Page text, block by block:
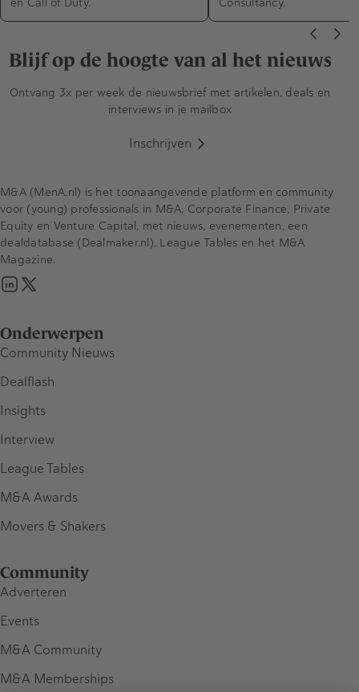
Blijf op de hoogte van al het nieuws
Ontvang 3x per week de nieuwsbrief met artikelen, deals en
interviews in je mailbox
Inschrijven
Onderwerpen
Community Nieuws
Dealflash
Insights
Interview
League Tables
M&A Awards
Movers & Shakers
Community
Adverteren
Events
M&A Community
M&A Memberships
M&A (MenA.nl) is het toonaangevende platform en community
voor (young) professionals in M&A, Corporate Finance, Private
Equity en Venture Capital, met nieuws, evenementen, een
dealdatabase (Dealmaker.nl), League Tables en het M&A
Magazine.